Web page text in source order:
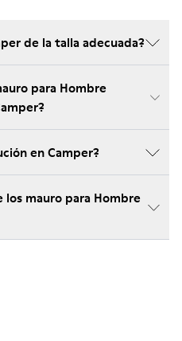
de la talla adecuada?
para Hombre
en Camper?
los mauro para Hombre